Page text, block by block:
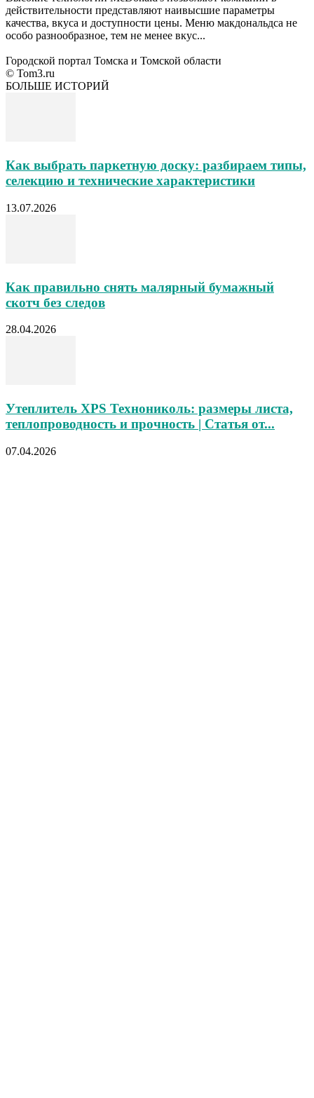
действительности представляют наивысшие параметры
качества, вкуса и доступности цены. Меню макдональдса не
особо разнообразное, тем не менее вкус...
Городской портал Томска и Томской области
© Tom3.ru
БОЛЬШЕ ИСТОРИЙ
Как выбрать паркетную доску: разбираем типы,
селекцию и технические характеристики
13.07.2026
Как правильно снять малярный бумажный
скотч без следов
28.04.2026
Утеплитель XPS Технониколь: размеры листа,
теплопроводность и прочность | Статья от...
07.04.2026